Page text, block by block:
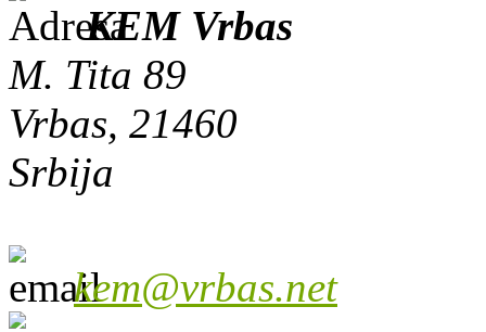
KEM Vrbas
M. Tita 89
Vrbas, 21460
Srbija
kem@vrbas.net